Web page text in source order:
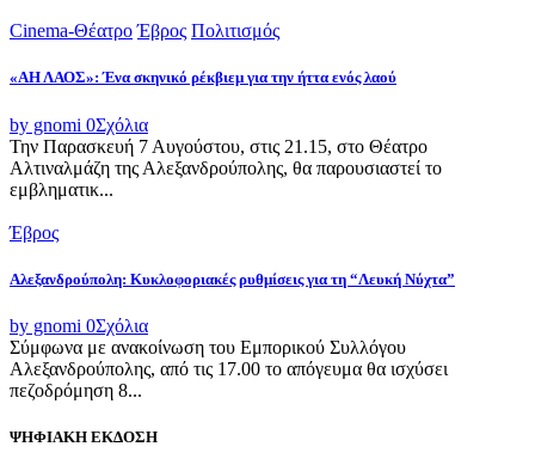
Cinema-Θέατρο Έβρος Πολιτισμός
«ΑΗ ΛΑΟΣ»: Ένα σκηνικό ρέκβιεμ για την ήττα ενός λαού
by gnomi 0Σχόλια
Την Παρασκευή 7 Αυγούστου, στις 21.15, στο Θέατρο
Αλτιναλμάζη της Αλεξανδρούπολης, θα παρουσιαστεί το
εμβληματικ...
Έβρος
Αλεξανδρούπολη: Κυκλοφοριακές ρυθμίσεις για τη “Λευκή Νύχτα”
by gnomi 0Σχόλια
Σύμφωνα με ανακοίνωση του Εμπορικού Συλλόγου
Αλεξανδρούπολης, από τις 17.00 το απόγευμα θα ισχύσει
πεζοδρόμηση 8...
ΨΗΦΙΑΚΗ ΕΚΔΟΣΗ